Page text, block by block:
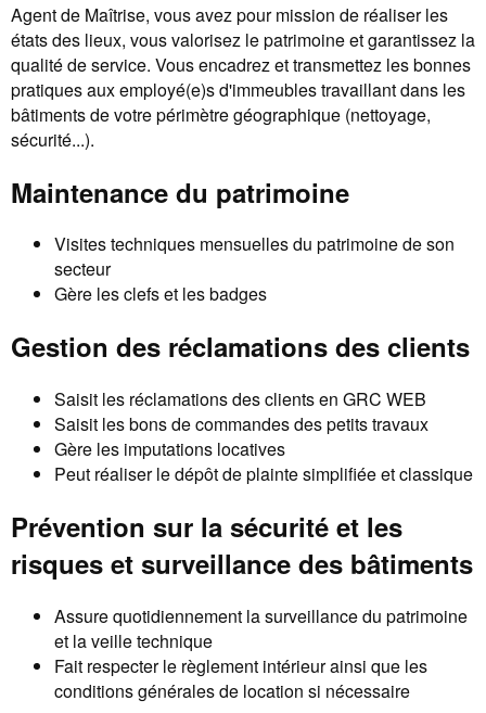
Agent de Maîtrise, vous avez pour mission de réaliser les
états des lieux, vous valorisez le patrimoine et garantissez la
qualité de service. Vous encadrez et transmettez les bonnes
pratiques aux employé(e)s d'immeubles travaillant dans les
bâtiments de votre périmètre géographique (nettoyage,
sécurité...).
Maintenance du patrimoine
Visites techniques mensuelles du patrimoine de son
secteur
Gère les clefs et les badges
Gestion des réclamations des clients
Saisit les réclamations des clients en GRC WEB
Saisit les bons de commandes des petits travaux
Gère les imputations locatives
Peut réaliser le dépôt de plainte simplifiée et classique
Prévention sur la sécurité et les
risques et surveillance des bâtiments
Assure quotidiennement la surveillance du patrimoine
et la veille technique
Fait respecter le règlement intérieur ainsi que les
conditions générales de location si nécessaire